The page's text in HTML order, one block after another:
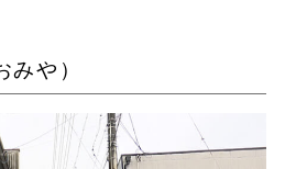
や）